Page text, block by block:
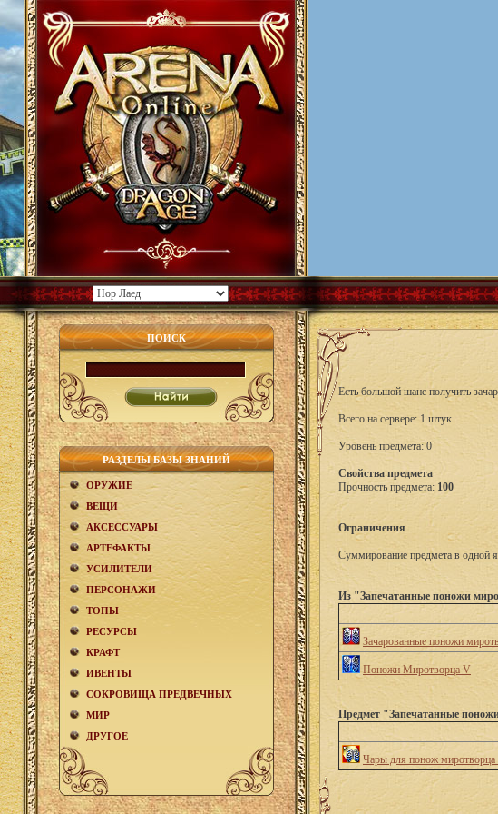
ПОИСК
РАЗДЕЛЫ БАЗЫ ЗНАНИЙ
ОРУЖИЕ
ВЕЩИ
АКCЕСCУАРЫ
АРТЕФАКТЫ
УСИЛИТЕЛИ
ПЕРСОНАЖИ
ТОПЫ
РЕСУРСЫ
КРАФТ
ИВЕНТЫ
СОКРОВИЩА ПРЕДВЕЧНЫХ
МИР
ДРУГОЕ
Есть большой шанс получить
Всего на сервере: 1 штук
Уровень предмета: 0
Свойства предмета
Прочность предмета: 100
Ограничения
Суммирование предмета в одной
Из "Запечатанные поножи
Зачарованные поножи
Поножи Миротворца V
Предмет "Запечатанные
Чары для понож